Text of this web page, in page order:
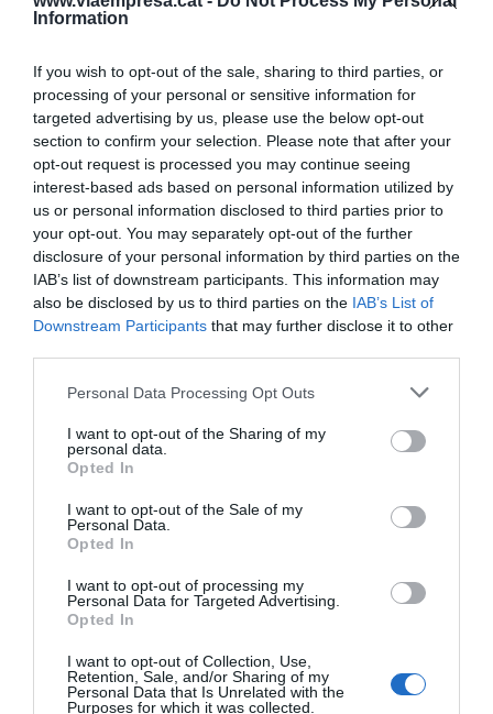
Information
If you wish to opt-out of the sale, sharing to third parties, or
processing of your personal or sensitive information for
targeted advertising by us, please use the below opt-out
section to confirm your selection. Please note that after your
opt-out request is processed you may continue seeing
interest-based ads based on personal information utilized by
us or personal information disclosed to third parties prior to
your opt-out. You may separately opt-out of the further
disclosure of your personal information by third parties on the
IAB’s list of downstream participants. This information may
also be disclosed by us to third parties on the IAB’s List of
Downstream Participants that may further disclose it to other
Personal Data Processing Opt Outs
I want to opt-out of the Sharing of my
personal data.
Opted In
I want to opt-out of the Sale of my
Personal Data.
Opted In
I want to opt-out of processing my
Personal Data for Targeted Advertising.
Opted In
I want to opt-out of Collection, Use,
Retention, Sale, and/or Sharing of my
Personal Data that Is Unrelated with the
Purposes for which it was collected.
seus beneficis si es compara amb el primer
net atribuït 2.912 milions d'euros. Segons la
companyia, aquests resultats s'han vist afectats
de manera negativa per un impacte extraordinari
de 1.000 milions d'euros vinculat amb el cas
delsoftware que alterava les emissions d'òxid de
nitrogen d'alguns vehicles dièsel del consorci
alemany.
Segons l'empresa, durant els tres primers mesos
matriculacions, que va ser compensada per
mixde producte més competitiu i per un
rendiment més alt de la divisió financera.
Afegir
Estigues informat amb les últimes notícies d'actualitat
ACTIVAR ARA